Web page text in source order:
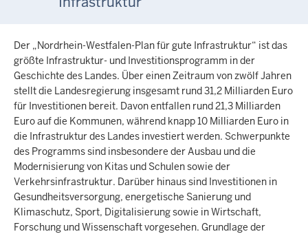
Der „Nordrhein-Westfalen-Plan für gute Infrastruktur“ ist das
größte Infrastruktur- und Investitionsprogramm in der
Geschichte des Landes. Über einen Zeitraum von zwölf Jahren
stellt die Landesregierung insgesamt rund 31,2 Milliarden Euro
für Investitionen bereit. Davon entfallen rund 21,3 Milliarden
Euro auf die Kommunen, während knapp 10 Milliarden Euro in
die Infrastruktur des Landes investiert werden. Schwerpunkte
des Programms sind insbesondere der Ausbau und die
Modernisierung von Kitas und Schulen sowie der
Verkehrsinfrastruktur. Darüber hinaus sind Investitionen in
Gesundheitsversorgung, energetische Sanierung und
Klimaschutz, Sport, Digitalisierung sowie in Wirtschaft,
Forschung und Wissenschaft vorgesehen. Grundlage der